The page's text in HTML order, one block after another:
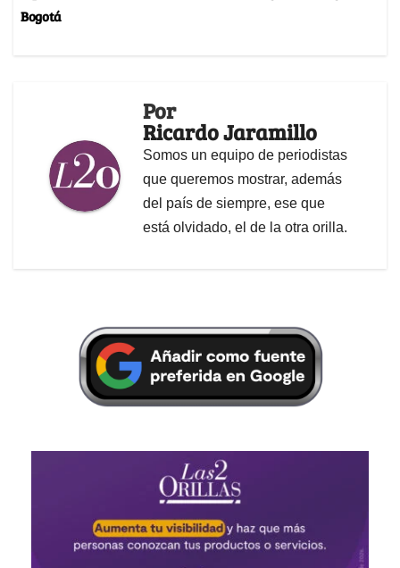
Bogotá
Por
Ricardo Jaramillo
Somos un equipo de periodistas
que queremos mostrar, además
del país de siempre, ese que
está olvidado, el de la otra orilla.